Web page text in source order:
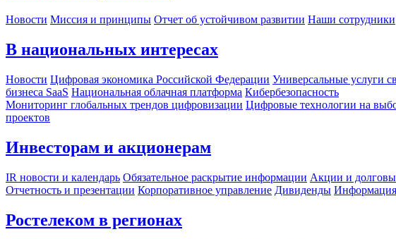
Новости Миссия и принципы Отчет об устойчивом развитии Наши сотрудники
В национальных интересах
Новости Цифровая экономика Российской Федерации Универсальные услуги
бизнеса SaaS Национальная облачная платформа Кибербезопасность
Мониторинг глобальных трендов цифровизации Цифровые технологии на
проектов
Инвесторам и акционерам
IR новости и календарь Обязательное раскрытие информации Акции и
Отчетность и презентации Корпоративное управление Дивиденды Информация
Ростелеком в регионах